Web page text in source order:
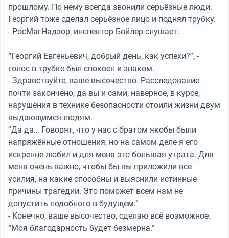
прошлому. По нему всегда звонили серьёзные люди.
Георгий тоже сделал серьёзное лицо и поднял трубку.
- РосМагНадзор, инспектор Бойлер слушает.
“Георгий Евгеньевич, добрый день, как успехи?”, -
голос в трубке был спокоен и знаком.
- Здравствуйте, ваше высочество. Расследование
почти закончено, да вы и сами, наверное, в курсе,
нарушения в технике безопасности стоили жизни двум
выдающимся людям.
“Да да… Говорят, что у нас с братом якобы были
напряжённые отношения, но на самом деле я его
искренне любил и для меня это большая утрата. Для
меня очень важно, чтобы бы вы приложили все
усилия, на какие способны и выяснили истинные
причины трагедии. Это поможет всем нам не
допустить подобного в будущем.”
- Конечно, ваше высочество, сделаю всё возможное.
“Моя благодарность будет безмерна.”